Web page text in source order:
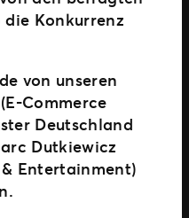
Konkurrenz
von unseren
Commerce
Deutschland
Dutkiewicz
Entertainment)